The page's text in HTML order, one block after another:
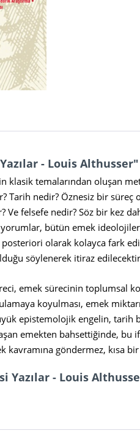
- Louis Althusser"
klasik temalarından oluşan
Tarih nedir? Öznesiz bir
felsefe nedir? Söz bir kez
bütün emek
olarak kolayca fark
söylenerek itiraz
emek sürecinin toplumsal
koyulması, emek
epistemolojik engelin, tarih
emekten bahsettiğinde, bu
göndermez, kısa
Yazılar - Louis